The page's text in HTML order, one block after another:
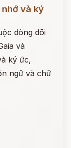
và ký
dòng dõi
và
ký ức,
ngữ và chữ